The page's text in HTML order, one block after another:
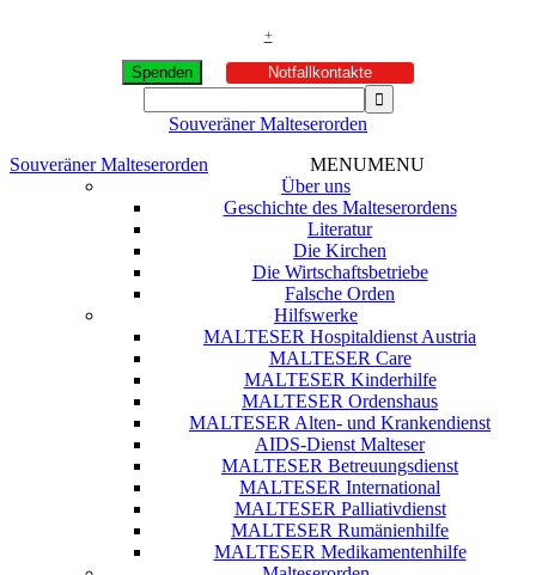
+
Spenden Notfallkontakte
Souveräner Malteserorden
Souveräner Malteserorden
MENUMENU
Über uns
Geschichte des Malteserordens
Literatur
Die Kirchen
Die Wirtschaftsbetriebe
Falsche Orden
Hilfswerke
MALTESER Hospitaldienst Austria
MALTESER Care
MALTESER Kinderhilfe
MALTESER Ordenshaus
MALTESER Alten- und Krankendienst
AIDS-Dienst Malteser
MALTESER Betreuungsdienst
MALTESER International
MALTESER Palliativdienst
MALTESER Rumänienhilfe
MALTESER Medikamentenhilfe